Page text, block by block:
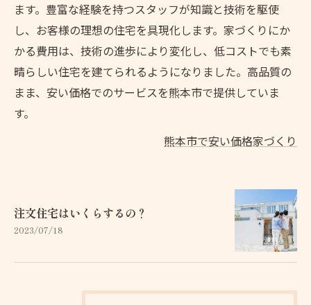
ます。豊富な経験を持つスタッフが知識と技術を駆使
し、お客様の理想の住宅を具現化します。家づくりにか
かる費用は、技術の進歩により変化し、低コストでも素
晴らしい住宅を建てられるようになりました。高品質の
まま、安い価格でのサービスを熊本市で提供していま
す。
熊本市で安い価格家づくり
注文住宅はいくらするの？
2023/07/18